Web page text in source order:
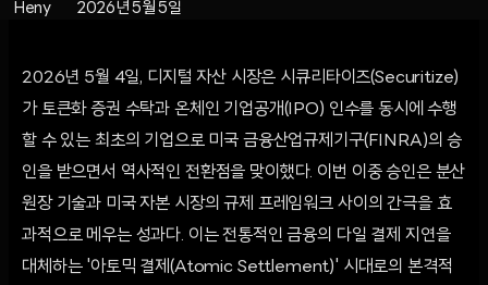
Heny 2026년 5월 5일
2026년 5월 4일, 디지털 자산 시장은 시큐리타이즈(Securitize)
가 토큰화 증권 수탁과 온체인 기업공개(IPO) 인수를 동시에 수행
할 수 있는 최초의 기업으로 미국 금융산업규제기구(FINRA)의 승
인을 받으면서 역사적인 전환점을 맞이했다. 이번 이중 승인은 분산
원장 기술과 미국 자본 시장의 규제 프레임워크 사이의 간극을 효
과적으로 메우는 성과다. 이는 전통적인 금융의 다일 결제 지연을
대체하는 '아토믹 결제(Atomic Settlement)' 시대로의 본격적